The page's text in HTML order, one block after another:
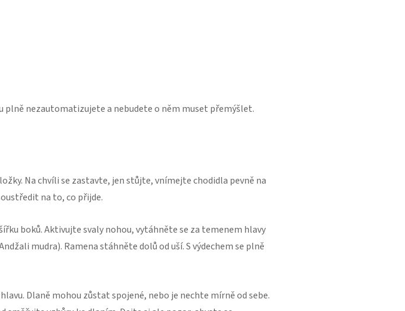
plně nezautomatizujete a nebudete o něm muset přemýšlet.
Na chvíli se zastavte, jen stůjte, vnímejte chodidla pevně na
na to, co přijde.
boků. Aktivujte svaly nohou, vytáhněte se za temenem hlavy
mudra). Ramena stáhněte dolů od uší. S výdechem se plně
Dlaně mohou zůstat spojené, nebo je nechte mírně od sebe.